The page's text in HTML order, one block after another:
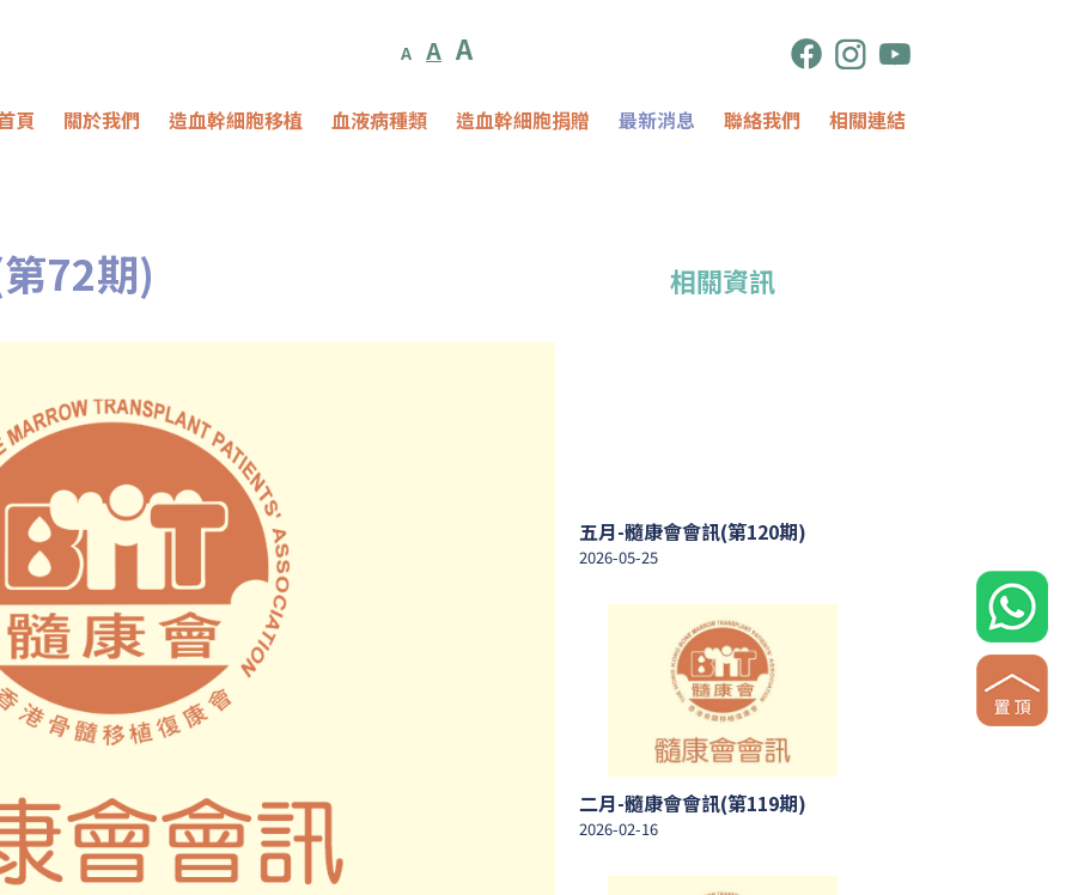
A A A
頁 關於我們 造血幹細胞移植 血液病種類 造血幹細胞捐贈 最新消息 聯絡我們 相關連結
72期) 相關資訊
五月-髓康會會訊(第120期)
2026-05-25
二月-髓康會會訊(第119期)
2026-02-16